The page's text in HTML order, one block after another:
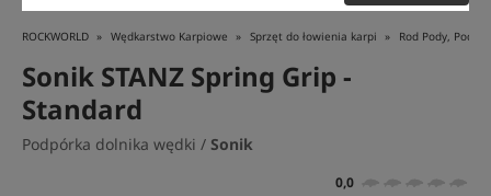
ROCKWORLD Wędkarstwo Karpiowe Sprzęt do łowienia karpi Rod Pody,
Sonik STANZ Spring Grip -
Standard
Podpórka dolnika wędki / Sonik
0,0